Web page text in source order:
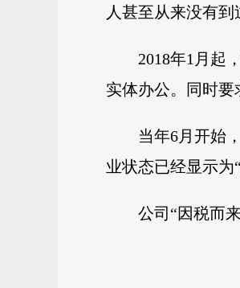
人甚至从来没有到
2018年1月起
实体办公。同时要
当年6月开始
业状态已经显示为
公司“因税而